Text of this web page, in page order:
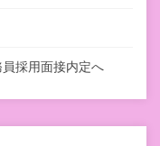
採用面接内定へ